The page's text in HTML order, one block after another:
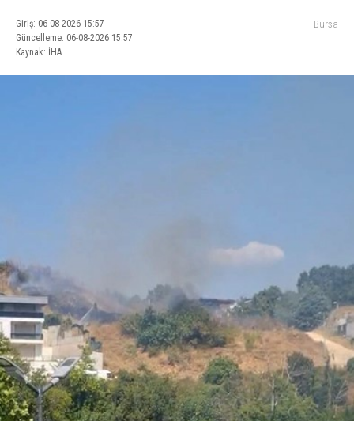
Giriş: 06-08-2026 15:57
Güncelleme: 06-08-2026 15:57
Kaynak: İHA
Bursa